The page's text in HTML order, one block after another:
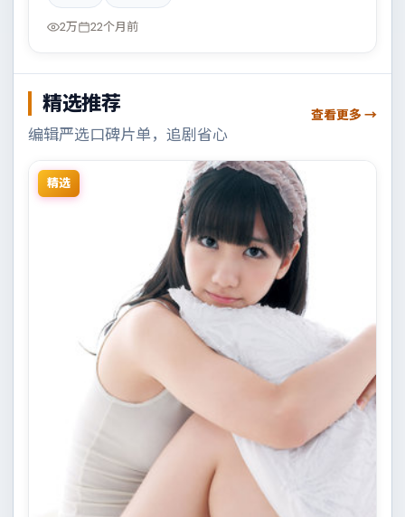
2万 22个月前
精选推荐
编辑严选口碑片单，追剧省心
查看更多 →
精选